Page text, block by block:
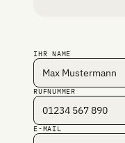
IHR NAME
RUFNUMMER
E-MAIL